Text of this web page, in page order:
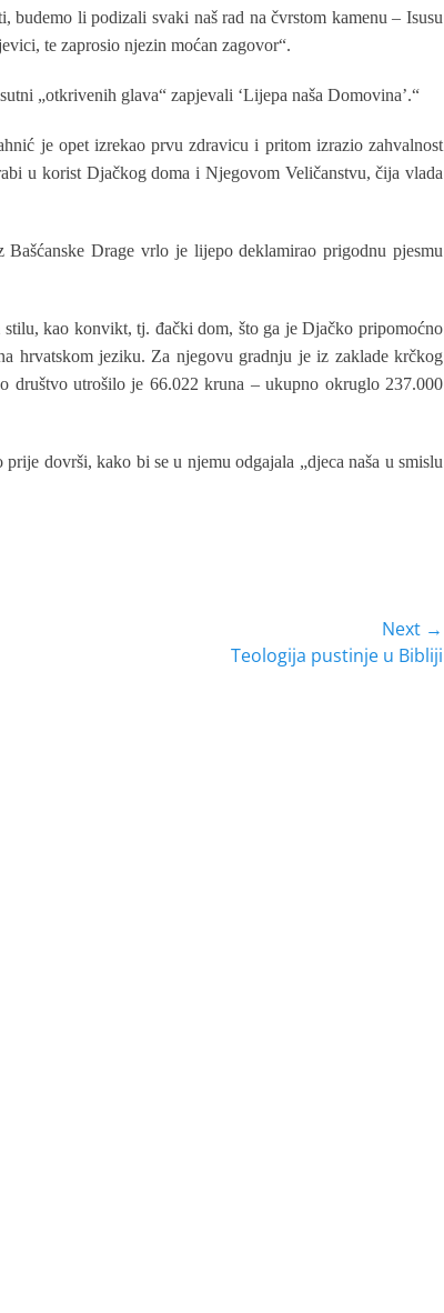
budemo li podizali svaki naš rad na čvrstom kamenu – Isusu
te zaprosio njezin moćan zagovor“.
„otkrivenih glava“ zapjevali ‘Lijepa naša Domovina’.“
je opet izrekao prvu zdravicu i pritom izrazio zahvalnost
u korist Djačkog doma i Njegovom Veličanstvu, čija vlada
Drage vrlo je lijepo deklamirao prigodnu pjesmu
stilu, kao konvikt, tj. đački dom, što ga je Djačko pripomoćno
hrvatskom jeziku. Za njegovu gradnju je iz zaklade krčkog
društvo utrošilo je 66.022 kruna – ukupno okruglo 237.000
dovrši, kako bi se u njemu odgajala „djeca naša u smislu
Next →
Teologija pustinje u Bibliji